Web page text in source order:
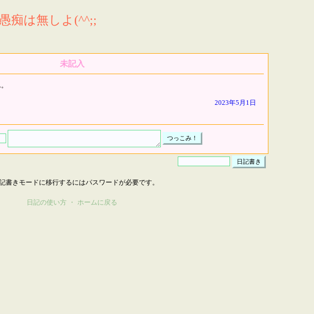
痴は無しよ(^^;;
未記入
2023年5月1日
書きモードに移行するにはパスワードが必要です。
日記の使い方 ・ ホームに戻る